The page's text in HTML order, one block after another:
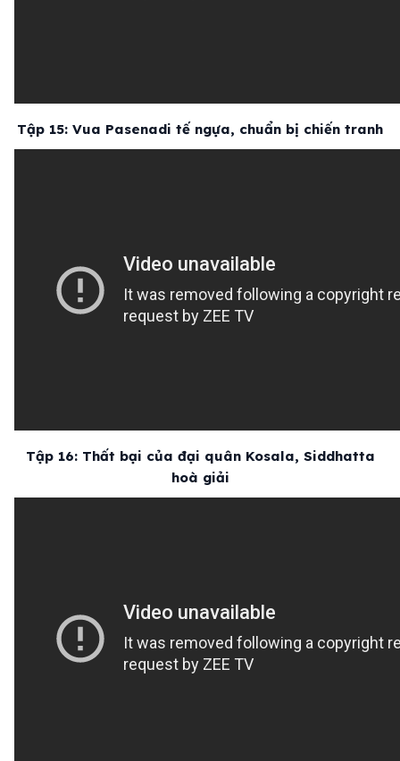
Tập 15: Vua Pasenadi tế ngựa, chuẩn bị chiến tranh
Tập 16: Thất bại của đại quân Kosala, Siddhatta
hoà giải